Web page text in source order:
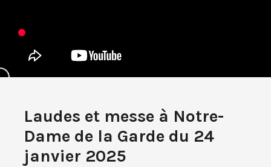
Laudes et messe à Notre-
Dame de la Garde du 24
janvier 2025